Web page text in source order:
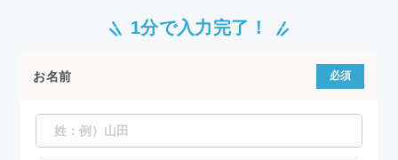
1分で入力完了！
お名前 必須